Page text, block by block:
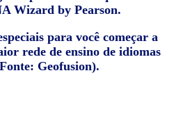
Wizard by Pearson.
para você começar a
rede de ensino de idiomas
Geofusion).